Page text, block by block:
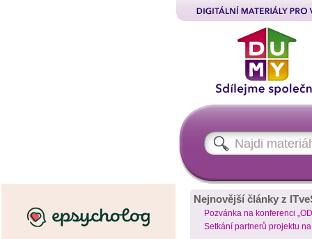
Nejnovější články z
Pozvánka na konferenci
Setkání partnerů projektu